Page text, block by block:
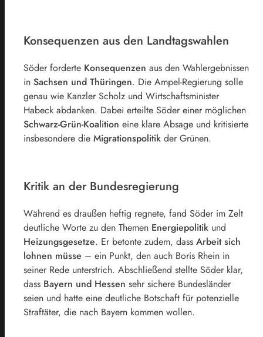
Konsequenzen aus den Landtagswahlen
Söder forderte Konsequenzen aus den Wahlergebnissen
in Sachsen und Thüringen. Die Ampel-Regierung solle
genau wie Kanzler Scholz und Wirtschaftsminister
Habeck abdanken. Dabei erteilte Söder einer möglichen
Schwarz-Grün-Koalition eine klare Absage und kritisierte
insbesondere die Migrationspolitik der Grünen.
Kritik an der Bundesregierung
Während es draußen heftig regnete, fand Söder im Zelt
deutliche Worte zu den Themen Energiepolitik und
Heizungsgesetze. Er betonte zudem, dass Arbeit sich
lohnen müsse – ein Punkt, den auch Boris Rhein in
seiner Rede unterstrich. Abschließend stellte Söder klar,
dass Bayern und Hessen sehr sichere Bundesländer
seien und hatte eine deutliche Botschaft für potenzielle
Straftäter, die nach Bayern kommen wollen.